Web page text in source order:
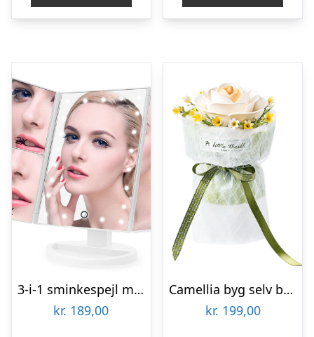
3-i-1 sminkespejl med forstørrelseszoner og lys
kr. 189,00
Camellia byg selv blomst Rokrâ¢ (AF011)
kr. 199,00